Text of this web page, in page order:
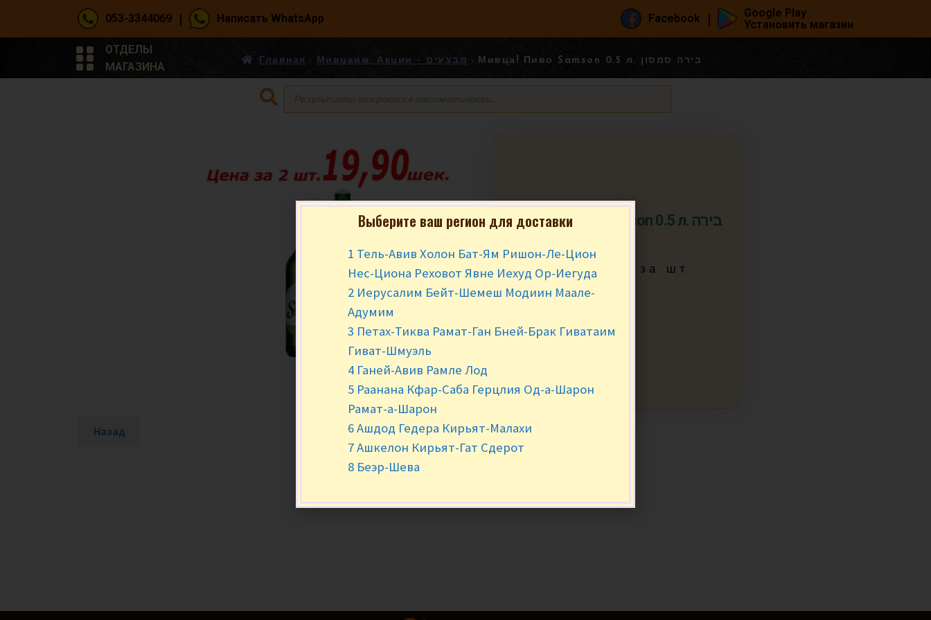
053-3344069 | Написать WhatsApp Facebook |
Google Play
Установить магазин
ОТДЕЛЫ
МАГАЗИНА
Главная Мивцаим, Акции - מבצעים Мивца! Пиво Samson 0.5 л. בירה סמסון
Мивца! Пиво Samson 0.5 л. בירה
₪10.90 ₪9.95 за шт.
Назад
Выберите ваш регион для доставки
1 Тель-Авив Холон Бат-Ям Ришон-Ле-Цион
Нес-Циона Реховот Явне Иехуд Ор-Иегуда
2 Иерусалим Бейт-Шемеш Модиин Маале-
Адумим
3 Петах-Тиква Рамат-Ган Бней-Брак Гиватаим
Гиват-Шмуэль
4 Ганей-Авив Рамле Лод
5 Раанана Кфар-Саба Герцлия Од-а-Шарон
Рамат-а-Шарон
6 Ашдод Гедера Кирьят-Малахи
7 Ашкелон Кирьят-Гат Сдерот
8 Беэр-Шева